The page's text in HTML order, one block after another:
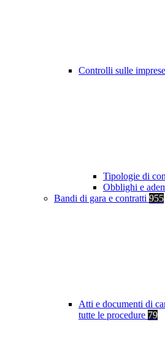
Controlli sulle imprese
Tipologie di
Obblighi e
Bandi di gara e contratti 955
Atti e documenti di
tutte le procedure 79